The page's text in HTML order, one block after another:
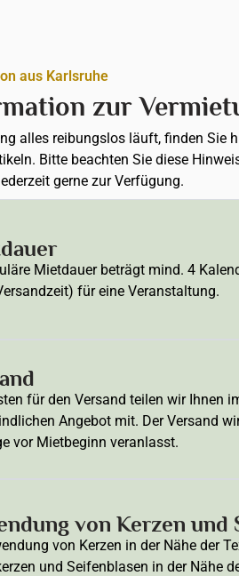
aus Karlsruhe
zur
alles reibungslos läuft, finden Sie
Bitte beachten Sie diese
gerne zur Verfügung.
Mietdauer beträgt mind. 4
für eine Veranstaltung.
für den Versand teilen wir Ihnen
Angebot mit. Der Versand
vor Mietbeginn veranlasst.
von Kerzen und
von Kerzen in der Nähe der
und Seifenblasen in der Nähe